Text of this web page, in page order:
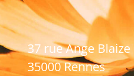
37 rue Ange Blaize
35000 Rennes